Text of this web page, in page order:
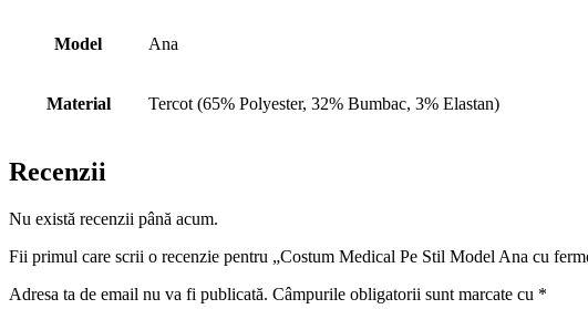
Model Ana
Material Tercot (65% Polyester, 32% Bumbac, 3% Elastan)
Recenzii
Nu există recenzii până acum.
Fii primul care scrii o recenzie pentru „Costum Medical Pe Stil Model Ana cu
Adresa ta de email nu va fi publicată. Câmpurile obligatorii sunt marcate cu *